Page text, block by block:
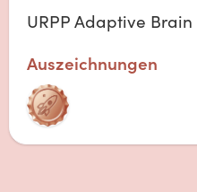
URPP Adaptive Brain
Auszeichnungen